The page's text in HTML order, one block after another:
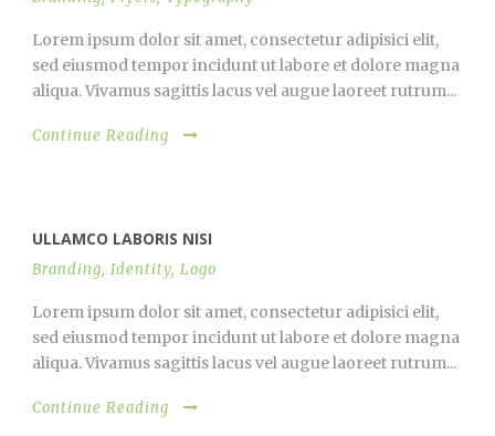
Lorem ipsum dolor sit amet, consectetur adipisici elit,
sed eiusmod tempor incidunt ut labore et dolore magna
aliqua. Vivamus sagittis lacus vel augue laoreet rutrum...
Continue Reading
ULLAMCO LABORIS NISI
Branding, Identity, Logo
Lorem ipsum dolor sit amet, consectetur adipisici elit,
sed eiusmod tempor incidunt ut labore et dolore magna
aliqua. Vivamus sagittis lacus vel augue laoreet rutrum...
Continue Reading